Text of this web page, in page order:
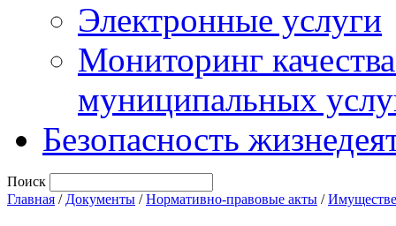
Электронные услуги
Мониторинг
муниципальных
Безопасность
Поиск
Главная / Документы /Нормативно-правовые акты /